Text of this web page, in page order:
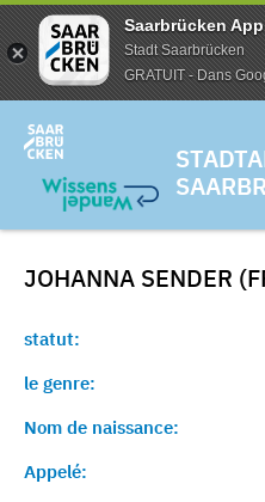
Saarbrücken App
Stadt Saarbrücken
GRATUIT - Dans
JOHANNA SENDER
statut:
le genre:
Nom de naissance:
Appelé: